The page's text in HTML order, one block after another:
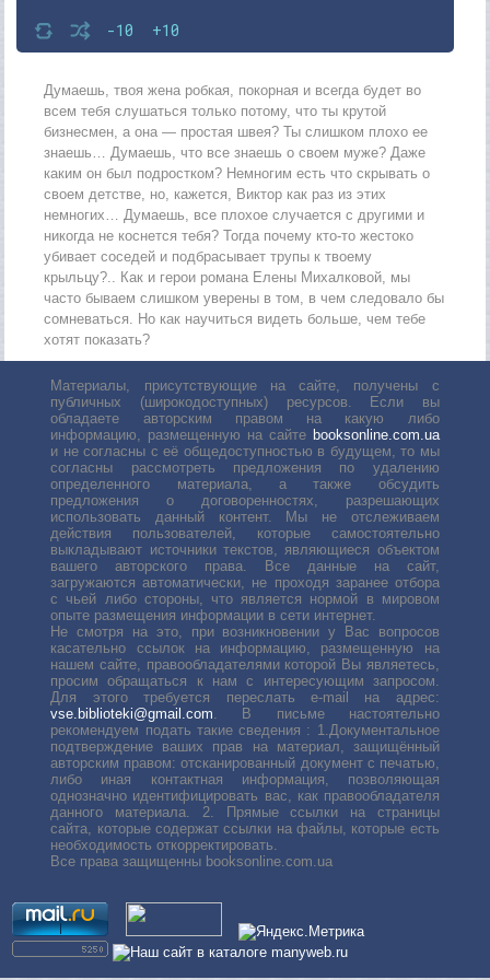
-10 +10
Думаешь, твоя жена робкая, покорная и всегда будет во
всем тебя слушаться только потому, что ты крутой
бизнесмен, а она — простая швея? Ты слишком плохо ее
знаешь… Думаешь, что все знаешь о своем муже? Даже
каким он был подростком? Немногим есть что скрывать о
своем детстве, но, кажется, Виктор как раз из этих
немногих… Думаешь, все плохое случается с другими и
никогда не коснется тебя? Тогда почему кто-то жестоко
убивает соседей и подбрасывает трупы к твоему
крыльцу?.. Как и герои романа Елены Михалковой, мы
часто бываем слишком уверены в том, в чем следовало бы
сомневаться. Но как научиться видеть больше, чем тебе
хотят показать?
Материалы, присутствующие на сайте, получены с
публичных (широкодоступных) ресурсов. Если вы
обладаете авторским правом на какую либо
информацию, размещенную на сайте booksonline.com.ua
и не согласны с её общедоступностью в будущем, то мы
согласны рассмотреть предложения по удалению
определенного материала, а также обсудить
предложения о договоренностях, разрешающих
использовать данный контент. Мы не отслеживаем
действия пользователей, которые самостоятельно
выкладывают источники текстов, являющиеся объектом
вашего авторского права. Все данные на сайт,
загружаются автоматически, не проходя заранее отбора
с чьей либо стороны, что является нормой в мировом
опыте размещения информации в сети интернет.
Не смотря на это, при возникновении у Вас вопросов
касательно ссылок на информацию, размещенную на
нашем сайте, правообладателями которой Вы являетесь,
просим обращаться к нам с интересующим запросом.
Для этого требуется переслать е-mail на адрес:
vse.biblioteki@gmail.com. В письме настоятельно
рекомендуем подать такие сведения : 1.Документальное
подтверждение ваших прав на материал, защищённый
авторским правом: отсканированный документ с печатью,
либо иная контактная информация, позволяющая
однозначно идентифицировать вас, как правообладателя
данного материала. 2. Прямые ссылки на страницы
сайта, которые содержат ссылки на файлы, которые есть
необходимость откорректировать.
Все права защищенны booksonline.com.ua